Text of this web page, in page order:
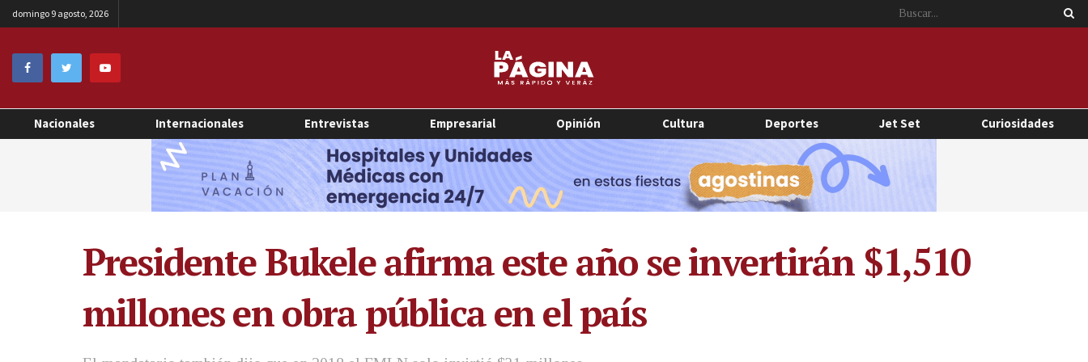
domingo 9 agosto, 2026
Nacionales Internacionales Entrevistas Empresarial Opinión Cultura Deportes Jet Set Curiosidades
Presidente Bukele afirma este año se invertirán $1,510
millones en obra pública en el país